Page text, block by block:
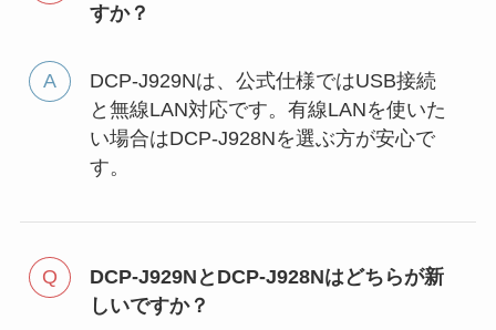
すか？
DCP-J929Nは、公式仕様ではUSB接続
と無線LAN対応です。有線LANを使いた
い場合はDCP-J928Nを選ぶ方が安心で
す。
DCP-J929NとDCP-J928Nはどちらが新
しいですか？